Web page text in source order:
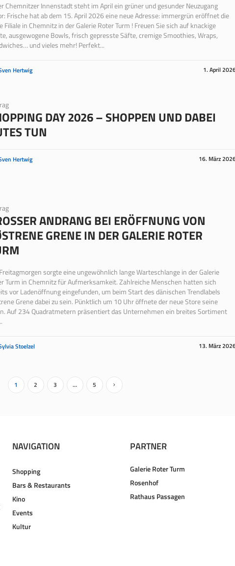
Chemnitzer Innenstadt steht im April ein grüner und gesunder Neuzugang
Frische hat ab dem 15. April 2026 eine neue Adresse: immergrün eröffnet die
Filiale in Chemnitz in der Galerie Roter Turm ! Freuen Sie sich auf knackige
ausgewogene Bowls, frisch gepresste Säfte, cremige Smoothies, Wraps,
und vieles mehr! Perfekt...
1. April
Hertwig
DAY 2026 – SHOPPEN UND DABEI
TUN
16. März
Hertwig
ANDRANG BEI ERÖFFNUNG VON S
GRENE IN DER GALERIE ROTER T
sorgte eine ungewöhnlich lange Warteschlange in der Galerie
Turm in Chemnitz für Aufmerksamkeit. Zahlreiche Menschen hatten sich
vor Ladenöffnung eingefunden, um beim Start des dänischen Trendlabels
Grene dabei zu sein. Pünktlich um 10 Uhr öffnete der neue Store seine
Auf 234 Quadratmetern präsentiert das Unternehmen ein breites Sortiment
13. März
Stoelzel
1 2 3 … 5
NAVIGATION
Shopping
Bars & Restaurants
Kino
Events
Kultur
PARTNER
Galerie Roter Turm
Rosenhof
Rathaus Passagen